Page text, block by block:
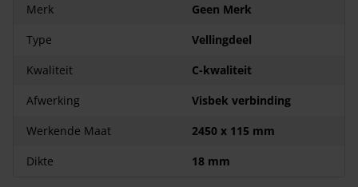
Merk
Geen Merk
Type
Vellingdeel
Kwaliteit
C-kwaliteit
Afwerking
Visbek verbinding
Werkende Maat
2450 x 115 mm
Dikte
18 mm